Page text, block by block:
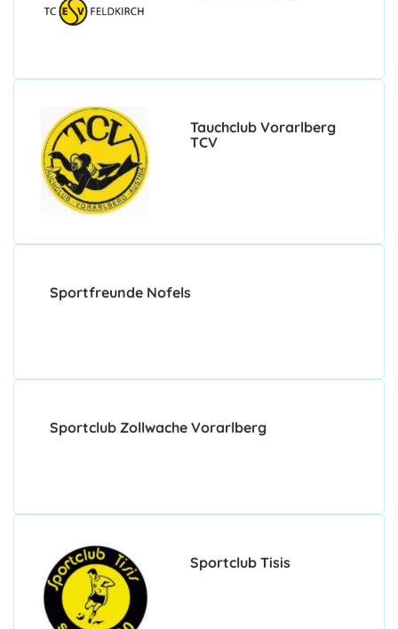
Tauchclub Vorarlberg
TCV
Sportfreunde Nofels
Sportclub Zollwache Vorarlberg
Sportclub Tisis